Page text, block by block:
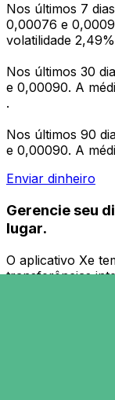
Nos últimos 7
0,00076 e
volatilidade
Nos últimos 30
e 0,00090. A
.
Nos últimos 90
e 0,00090. A
Enviar dinheiro
Gerencie seu
lugar.
O aplicativo Xe
transferências